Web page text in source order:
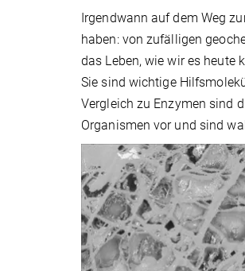
Irgendwann auf dem Weg
haben: von zufälligen
das Leben, wie wir es heute
Sie sind wichtige
Vergleich zu Enzymen sind
Organismen vor und sind